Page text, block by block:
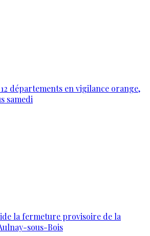
départements en vigilance orange,
samedi
la fermeture provisoire de la
sous-Bois